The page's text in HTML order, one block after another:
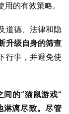
的有效策略。
道德、法律和隐
升级自身的筛查
行事，并避免使
的“猫鼠游戏”
淋漓尽致。尽管